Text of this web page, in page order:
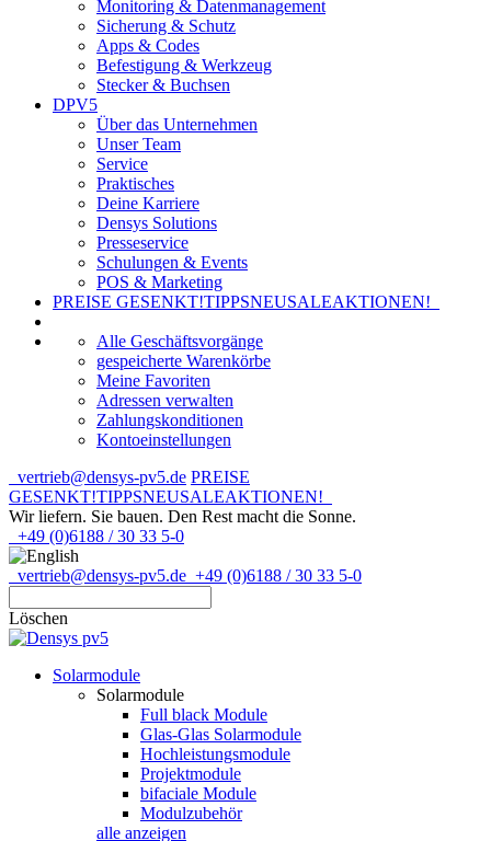
Monitoring & Datenmanagement
Sicherung & Schutz
Apps & Codes
Befestigung & Werkzeug
Stecker & Buchsen
DPV5
Über das Unternehmen
Unser Team
Service
Praktisches
Deine Karriere
Densys Solutions
Presseservice
Schulungen & Events
POS & Marketing
PREISE GESENKT!TIPPSNEUSALEAKTIONEN!
Alle Geschäftsvorgänge
gespeicherte Warenkörbe
Meine Favoriten
Adressen verwalten
Zahlungskonditionen
Kontoeinstellungen
vertrieb@densys-pv5.de PREISE
GESENKT!TIPPSNEUSALEAKTIONEN!
Wir liefern. Sie bauen. Den Rest macht die Sonne.
+49 (0)6188 / 30 33 5-0
vertrieb@densys-pv5.de +49 (0)6188 / 30 33 5-0
Löschen
Solarmodule
Solarmodule
Full black Module
Glas-Glas Solarmodule
Hochleistungsmodule
Projektmodule
bifaciale Module
Modulzubehör
alle anzeigen